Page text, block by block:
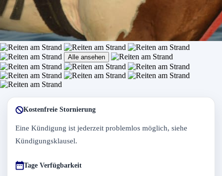
Alle ansehen
Kostenfreie Stornierung
Eine Kündigung ist jederzeit problemlos möglich, siehe
Kündigungsklausel.
Tage Verfügbarkeit